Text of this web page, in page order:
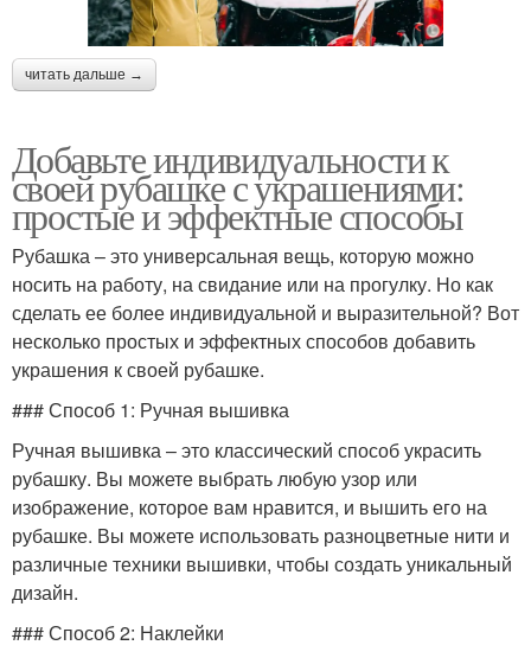
читать дальше →
Добавьте индивидуальности к
своей рубашке с украшениями:
простые и эффектные способы
Рубашка – это универсальная вещь, которую можно
носить на работу, на свидание или на прогулку. Но как
сделать ее более индивидуальной и выразительной? Вот
несколько простых и эффектных способов добавить
украшения к своей рубашке.
### Способ 1: Ручная вышивка
Ручная вышивка – это классический способ украсить
рубашку. Вы можете выбрать любую узор или
изображение, которое вам нравится, и вышить его на
рубашке. Вы можете использовать разноцветные нити и
различные техники вышивки, чтобы создать уникальный
дизайн.
### Способ 2: Наклейки